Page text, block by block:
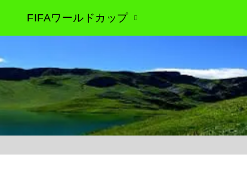
FIFAワールドカップ